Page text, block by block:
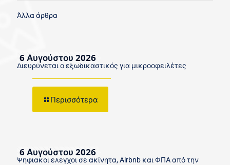
Άλλα άρθρα
6 Αυγούστου 2026
Διευρύνεται ο εξωδικαστικός για μικροοφειλέτες
Περισσότερα
6 Αυγούστου 2026
Ψηφιακοί έλεγχοι σε ακίνητα, Airbnb και ΦΠΑ από την